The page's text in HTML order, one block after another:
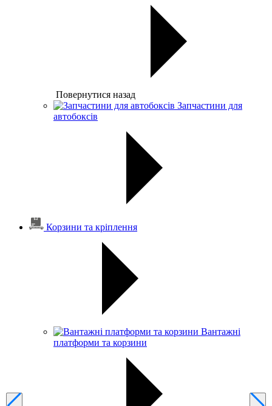
Повернутися назад
Запчастини для
автобоксів
Корзини та кріплення
Вантажні
платформи та корзини